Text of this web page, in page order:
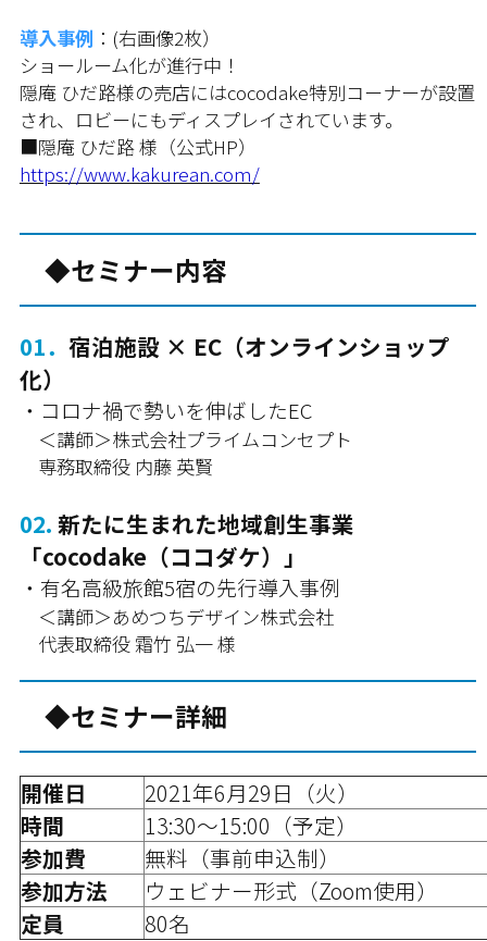
導入事例 ：(右画像2枚）
ショールーム化が進行中！
隠庵 ひだ路様の売店にはcocodake特別コーナーが設置
され、ロビーにもディスプレイされています。
■隠庵 ひだ路 様（公式HP）
https://www.kakurean.com/
◆セミナー内容
01． 宿泊施設 × EC（オンラインショップ
化）
・コロナ禍で勢いを伸ばしたEC
＜講師＞株式会社プライムコンセプト
専務取締役 内藤 英賢
02. 新たに生まれた地域創生事業
「cocodake（ココダケ）」
・有名高級旅館5宿の先行導入事例
＜講師＞あめつちデザイン株式会社
代表取締役 霜竹 弘一 様
◆セミナー詳細
開催日
2021年6月29日（火）
時間
13:30～15:00（予定）
参加費
無料（事前申込制）
参加方法
ウェビナー形式（Zoom使用）
定員
80名